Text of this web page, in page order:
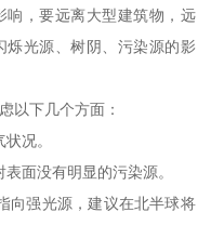
响，要远离大型建筑物，远
烁光源、树阴、污染源的影
以下几个方面：
状况。
面没有明显的污染源。
向强光源，建议在北半球将